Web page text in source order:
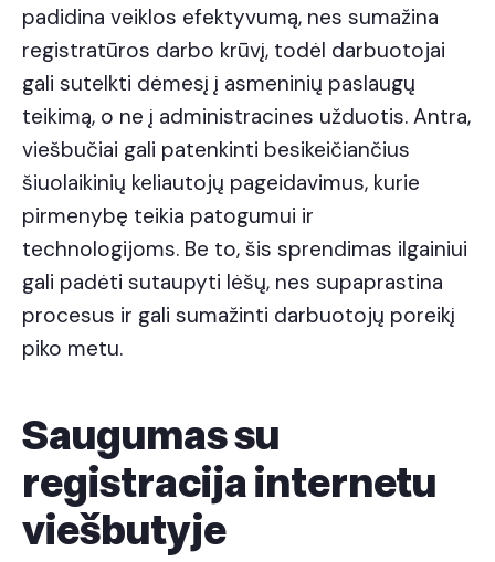
padidina veiklos efektyvumą, nes sumažina
registratūros darbo krūvį, todėl darbuotojai
gali sutelkti dėmesį į asmeninių paslaugų
teikimą, o ne į administracines užduotis. Antra,
viešbučiai gali patenkinti besikeičiančius
šiuolaikinių keliautojų pageidavimus, kurie
pirmenybę teikia patogumui ir
technologijoms. Be to, šis sprendimas ilgainiui
gali padėti sutaupyti lėšų, nes supaprastina
procesus ir gali sumažinti darbuotojų poreikį
piko metu.
Saugumas su
registracija internetu
viešbutyje